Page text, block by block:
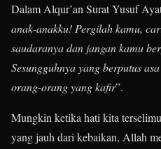
Dalam Alqur’an Surat Yusuf
anak-anakku! Pergilahkamu,
saudaranya dan jangankamu
Sesungguhnya yang berputusasa
orang-orang yang kafir”.
Mungkin ketika hati kita
yang jauh dari kebaikan, Allah